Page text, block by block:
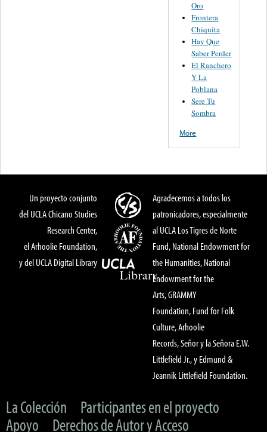
Oro
Frontera
Chiquita
Hay Que
Saber Perder
El Ranchero
Y La
Poblana
Sere Tu
Sombra
More
Un proyecto conjunto
del UCLA Chicano Studies
Research Center,
el Arhoolie Foundation,
y del UCLA Digital Library
Agradecemos a todos los
patronicadores, especialmente
al UCLA Los Tigres de Norte
Fund, National Endowment for
the Humanities, National
Endowment for the
Arts, GRAMMY
Foundation, Fund for Folk
Culture, Arhoolie
Records, Señor y la Señora E.W.
Littlefield Jr., y Edmund &
Jeannik Littlefield Foundation.
La Colección
Participantes en el proyecto
Apoyo
Derechos de Autor y Acceso